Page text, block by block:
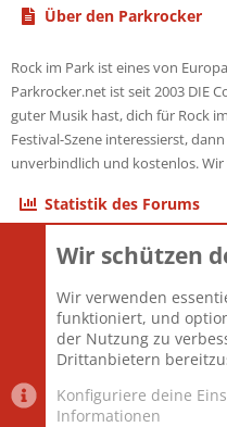
Über den Parkrocker
Rock im Park ist eines von
Parkrocker.net ist seit 2003 DIE
guter Musik hast, dich für Rock
Festival-Szene interessierst,
unverbindlich und kostenlos.
Statistik des Forums
Themen
Mitglieder
Neuestes Mitglied
Wir schützen
Wir verwenden
funktioniert, und
der Nutzung zu
Drittanbietern
Konfiguriere deine
Informationen